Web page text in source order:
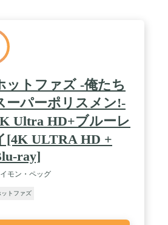
ットファズ -俺たち
ーパーポリスメン!-
Ultra HD+ブルーレ
[4K ULTRA HD +
ray]
モン・ペッグ
ットファズ